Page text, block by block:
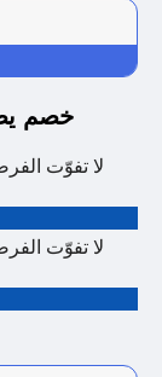
خصم يصل إلى ١٢٪